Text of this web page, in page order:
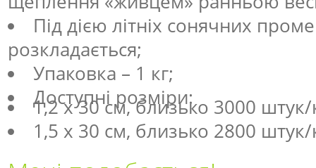
Під дією літніх сонячних
розкладається;
Упаковка – 1 кг;
Доступні розміри:
1,2 х 30 см, близько 3000 штук/
1,5 х 30 см, близько 2800 штук/